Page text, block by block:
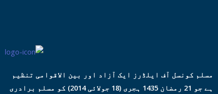
مسلم کونسل آف ایلڈرز ایک آزاد اور بین الاقوامی تنظیم
ہے جو 21 رمضان 1435 ہجری (18 جولائی 2014) کو مسلم برادری